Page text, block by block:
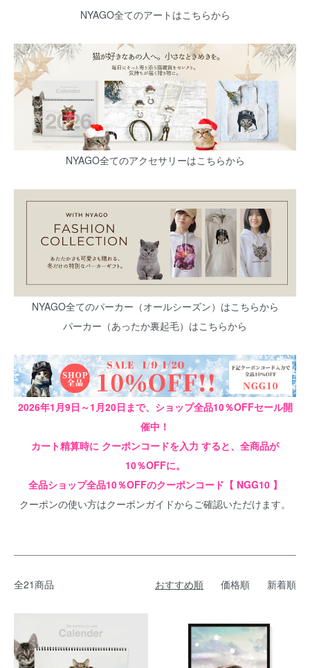
NYAGO全てのアートはこちらから
NYAGO全てのアクセサリーはこちらから
NYAGO全てのパーカー（オールシーズン）はこちらから
パーカー（あったか裏起毛）はこちらから
2026年1月9日～1月20日まで、ショップ全品10％OFFセール開
催中！
カート精算時に クーポンコードを入力 すると、全商品が
10％OFFに。
全品ショップ全品10％OFFのクーポンコード【 NGG10 】
クーポンの使い方はクーポンガイドからご確認いただけます。
全21商品 おすすめ順 価格順 新着順